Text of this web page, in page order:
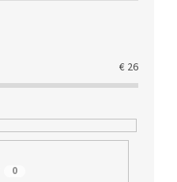
€ 26
0